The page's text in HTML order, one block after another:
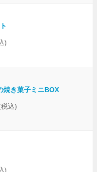
)
焼き菓子ミニBOX
税込)
)